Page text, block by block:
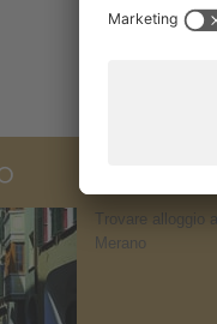
Trovare alloggio a
Merano